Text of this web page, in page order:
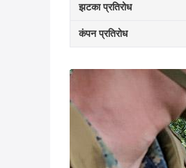
झटका प्रतिरोध
कंपन प्रतिरोध